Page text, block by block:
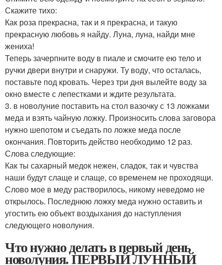
Скажите тихо:
Как роза прекрасна, так и я прекрасна, и такую
прекрасную любовь я найду. Луна, луна, найди мне
жениха!
Теперь зачерпните воду в пиале и смочите ею тело и
ручки двери внутри и снаружи. Ту воду, что осталась,
поставьте под кровать. Через три дня вылейте воду за
окно вместе с лепестками и ждите результата.
3. в новолуние поставить на стол вазочку с 13 ложками
меда и взять чайную ложку. Произносить слова заговора
нужно шепотом и съедать по ложке меда после
окончания. Повторить действо необходимо 12 раз.
Слова следующие:
Как ты сахарный медок нежен, сладок, так и чувства
наши будут слаще и слаще, со временем не проходящи.
Слово мое в меду растворилось, никому неведомо не
открылось. Последнюю ложку меда нужно оставить и
угостить ею объект воздыхания до наступления
следующего новолуния.
Что нужно делать в первый день
новолуния. ПЕРВЫЙ ЛУННЫЙ